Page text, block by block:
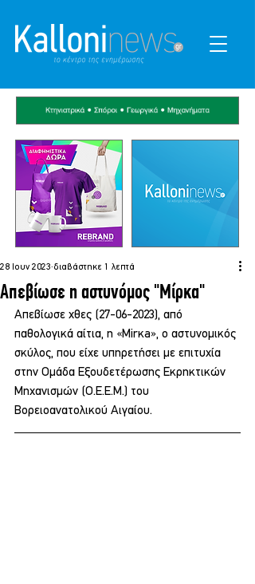
Απεβίωσε η αστυνόμος "Μίρκα"
28 Ιουν 2023 διαβάστηκε 1 λεπτά
Απεβίωσε χθες (27-06-2023), από
παθολογικά αίτια, η «Mirκa», ο αστυνομικός
σκύλος, που είχε υπηρετήσει με επιτυχία
στην Ομάδα Εξουδετέρωσης Εκρηκτικών
Μηχανισμών (Ο.Ε.Ε.Μ.) του
Βορειοανατολικού Αιγαίου.